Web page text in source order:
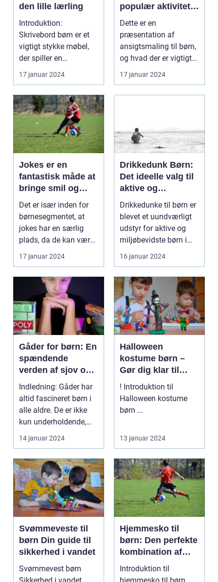
den lille lærling
Introduktion:
Skrivebord børn er et
vigtigt stykke møbel,
der spiller en
afgørende rolle i et
barns ...
17 januar 2024
populær aktivitet,
der kan give
timevis af sjov og
kreativitet
Dette er en
præsentation af
ansigtsmaling til børn,
og hvad der er vigtigt
at vide for alle, der er ...
17 januar 2024
Jokes er en
fantastisk måde at
bringe smil og
latter til både børn
og voksne
Det er især inden for
børnesegmentet, at
jokes har en særlig
plads, da de kan være
sjove, underholde...
17 januar 2024
Drikkedunk Børn:
Det ideelle valg til
aktive og
miljøbevidste børn
Drikkedunke til børn er
blevet et uundværligt
udstyr for aktive og
miljøbevidste børn i
dag. Med fok...
16 januar 2024
Gåder for børn: En
spændende
verden af sjov og
læring
Indledning: Gåder har
altid fascineret børn i
alle aldre. De er ikke
kun underholdende,
men også en ...
14 januar 2024
Halloween
kostume børn –
Gør dig klar til
uhyggelig sjov
! Introduktion til
Halloween kostume
børn ...
13 januar 2024
Svømmeveste til
børn Din guide til
sikkerhed i vandet
Svømmevest børn
Hjemmesko til
børn: Den perfekte
kombination af
komfort og stil
Introduktion til